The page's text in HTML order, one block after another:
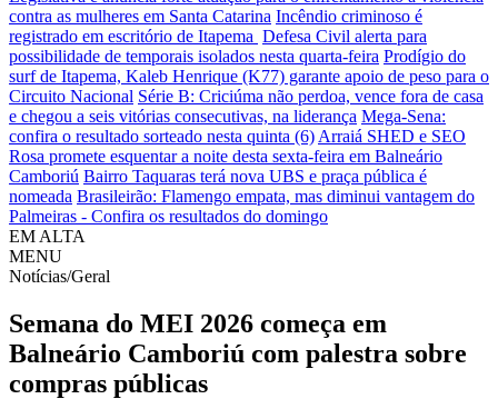
contra as mulheres em Santa Catarina Incêndio criminoso é
registrado em escritório de Itapema Defesa Civil alerta para
possibilidade de temporais isolados nesta quarta-feira Prodígio do
surf de Itapema, Kaleb Henrique (K77) garante apoio de peso para o
Circuito Nacional Série B: Criciúma não perdoa, vence fora de casa
e chegou a seis vitórias consecutivas, na liderança Mega-Sena:
confira o resultado sorteado nesta quinta (6) Arraiá SHED e SEO
Rosa promete esquentar a noite desta sexta-feira em Balneário
Camboriú Bairro Taquaras terá nova UBS e praça pública é
nomeada Brasileirão: Flamengo empata, mas diminui vantagem do
Palmeiras - Confira os resultados do domingo
EM ALTA
MENU
Notícias/Geral
Semana do MEI 2026 começa em
Balneário Camboriú com palestra sobre
compras públicas